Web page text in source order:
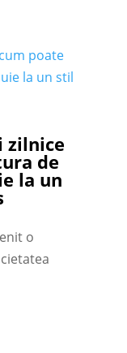
zilnice
de
la un
o